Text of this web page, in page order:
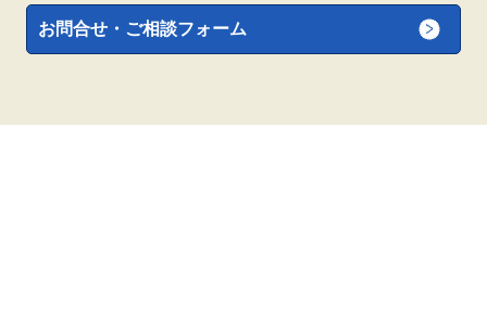
お問合せ・ご相談フォーム